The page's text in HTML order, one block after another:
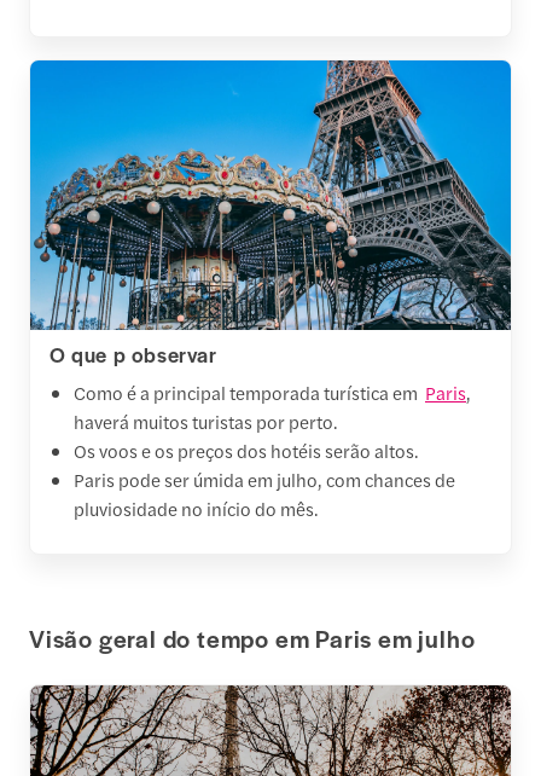
O que p observar
Como é a principal temporada turística em Paris,
haverá muitos turistas por perto.
Os voos e os preços dos hotéis serão altos.
Paris pode ser úmida em julho, com chances de
pluviosidade no início do mês.
Visão geral do tempo em Paris em julho